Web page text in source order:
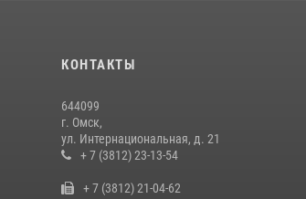
КОНТАКТЫ
644099
г. Омск,
ул. Интернациональная, д. 21
+ 7 (3812) 23-13-54
+ 7 (3812) 21-04-62